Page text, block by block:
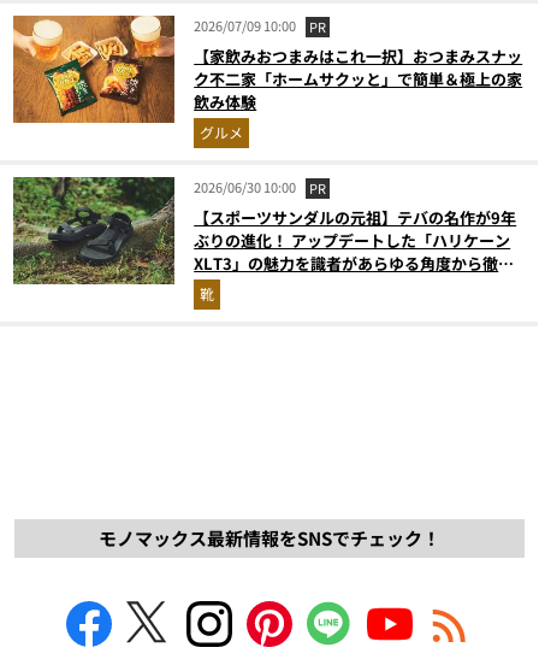
2026/07/09 10:00 PR
【家飲みおつまみはこれ一択】おつまみスナッ
ク不二家「ホームサクッと」で簡単＆極上の家
飲み体験
グルメ
2026/06/30 10:00 PR
【スポーツサンダルの元祖】テバの名作が9年
ぶりの進化！ アップデートした「ハリケーン
XLT3」の魅力を識者があらゆる角度から徹底
解説！
靴
モノマックス最新情報をSNSでチェック！